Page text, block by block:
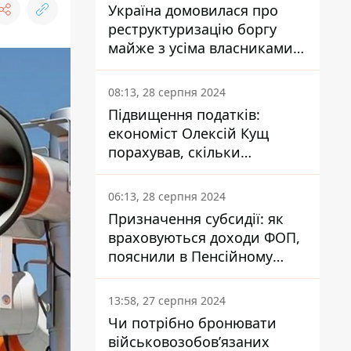
Україна домовилася про
реструктуризацію боргу
майже з усіма власниками
єврооблігацій: що це
означає для країни
08:13, 28 серпня 2024
Підвищення податків:
економіст Олексій Кущ
порахував, скільки
заплатить кожен українець
06:13, 28 серпня 2024
Призначення субсидії: як
враховуються доходи ФОП,
пояснили в Пенсійному
фонді
13:58, 27 серпня 2024
Чи потрібно бронювати
військовозобов’язаних